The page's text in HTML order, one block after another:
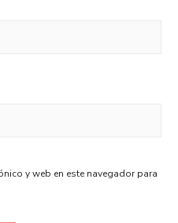
y web en este navegador para